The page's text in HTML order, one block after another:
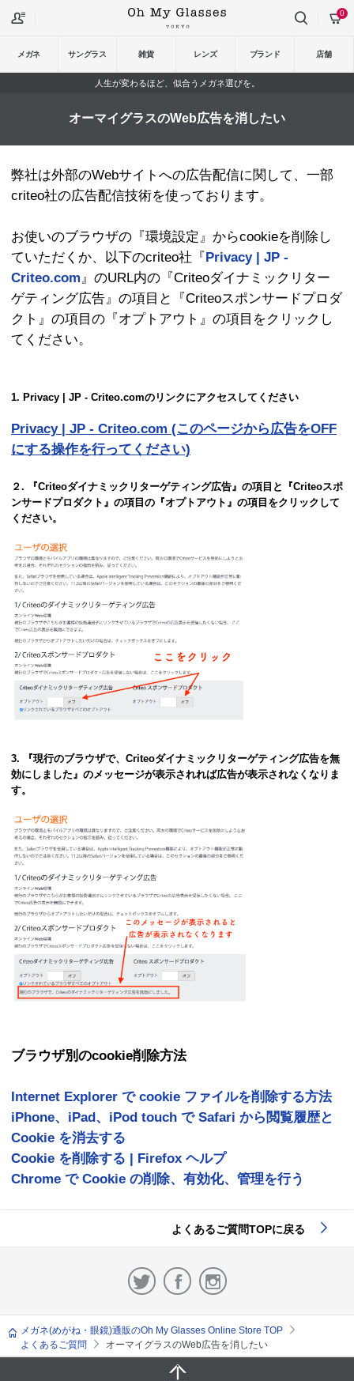
メガネ サングラス 雑貨 レンズ ブランド 店舗
0
人生が変わるほど、似合うメガネ選びを。
オーマイグラスのWeb広告を消したい
弊社は外部のWebサイトへの広告配信に関して、一部
criteo社の広告配信技術を使っております。
お使いのブラウザの『環境設定』からcookieを削除し
ていただくか、以下のcriteo社『Privacy | JP -
Criteo.com』のURL内の『Criteoダイナミックリター
ゲティング広告』の項目と『Criteoスポンサードプロダ
クト』の項目の『オプトアウト』の項目をクリックし
てください。
1. Privacy | JP - Criteo.comのリンクにアクセスしてください
Privacy | JP - Criteo.com (このページから広告をOFF
にする操作を行ってください)
２. 『Criteoダイナミックリターゲティング広告』の項目と『Criteoスポ
ンサードプロダクト』の項目の『オプトアウト』の項目をクリックして
ください。
3. 『現行のブラウザで、Criteoダイナミックリターゲティング広告を無
効にしました』のメッセージが表示されれば広告が表示されなくなりま
す。
ブラウザ別のcookie削除方法
Internet Explorer で cookie ファイルを削除する方法
iPhone、iPad、iPod touch で Safari から閲覧履歴と
Cookie を消去する
Cookie を削除する | Firefox ヘルプ
Chrome で Cookie の削除、有効化、管理を行う
よくあるご質問TOPに戻る
メガネ(めがね・眼鏡)通販のOh My Glasses Online Store TOP
よくあるご質問
オーマイグラスのWeb広告を消したい